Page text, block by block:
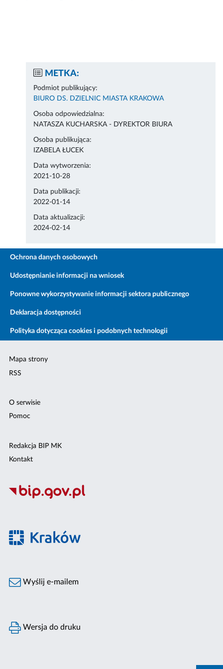
METKA:
Podmiot publikujący:
BIURO DS. DZIELNIC MIASTA KRAKOWA
Osoba odpowiedzialna:
NATASZA KUCHARSKA - DYREKTOR BIURA
Osoba publikująca:
IZABELA ŁUCEK
Data wytworzenia:
2021-10-28
Data publikacji:
2022-01-14
Data aktualizacji:
2024-02-14
Ochrona danych osobowych
Udostępnianie informacji na wniosek
Ponowne wykorzystywanie informacji sektora publicznego
Deklaracja dostępności
Polityka dotycząca cookies i podobnych technologii
Mapa strony
RSS
O serwisie
Pomoc
Redakcja BIP MK
Kontakt
Wyślij e-mailem
Wersja do druku